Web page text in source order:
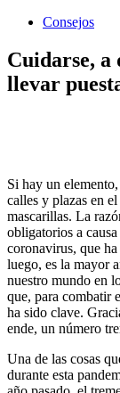
Consejos
Cuidarse, a
llevar
Si hay un
calles y plazas en
mascarillas. La
obligatorios a
coronavirus, que
luego, es la mayor
nuestro mundo en
que, para combatir
ha sido clave.
ende, un número
Una de las cosas
durante esta